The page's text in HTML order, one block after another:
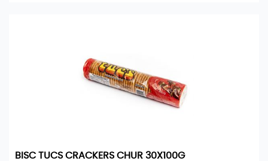
BISC TUCS CRACKERS CHUR 30X100G